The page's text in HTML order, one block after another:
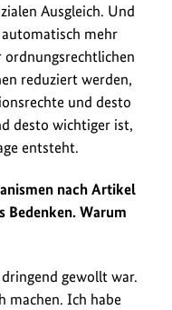
Ausgleich. Und
mehr
ordnungsrechtlichen
reduziert werden,
und desto
desto wichtiger ist,
entsteht.
nach Artikel
Bedenken. Warum
gewollt war.
machen. Ich habe